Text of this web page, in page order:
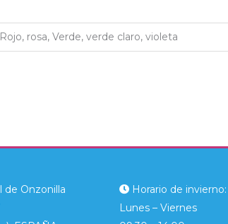
rosa, Verde, verde claro, violeta
de Onzonilla
Horario de invierno:
Lunes – Viernes